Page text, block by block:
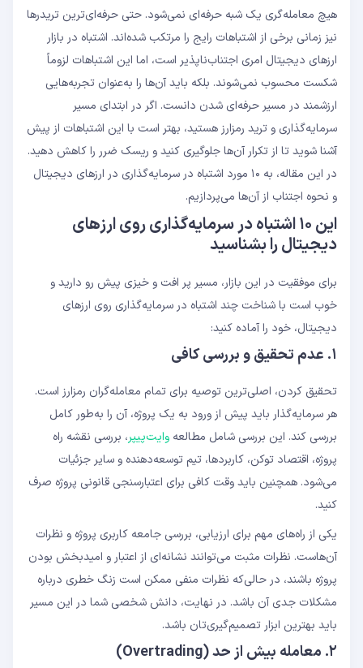
هیچ معامله‌گری یک شبه حرفه‌ای نمی‌شود. حتی حرفه‌ای‌ترین تریدرها
نیز زمانی برخی از اشتباهات رایج را مرتکب شده‌اند. اشتباه در بازار
ارزهای دیجیتال امری اجتناب‌ناپذیر است، اما این اشتباهات لزوماً
شکست محسوب نمی‌شوند. بلکه باید آن‌ها را به‌عنوان تجربه‌هایی
ارزشمند در مسیر حرفه‌ای شدن دانست. اگر در ابتدای مسیر
سرمایه‌گذاری و ترید رمزارز هستید، بهتر است با این اشتباهات از پیش
آشنا شوید تا از تکرار آن‌ها جلوگیری کنید و ریسک ضرر را کاهش دهید.
در این مقاله، به ۱۰ مورد اشتباه در سرمایه‌گذاری در ارزهای دیجیتال
و نحوه اجتناب از آن‌ها می‌پردازیم.
این ۱۰ اشتباه در سرمایه‌گذاری روی ارزهای
دیجیتال را بشناسید
برای موفقیت در این بازار، مسیر پر افت و خیزی پیش رو دارید و
خوب است با شناخت چند اشتباه در سرمایه‌گذاری روی ارزهای
دیجیتال، خود را آماده کنید:
۱. عدم تحقیق و بررسی کافی
تحقیق کردن، اصلی‌ترین توصیه برای تمام معامله‌گران رمزارز است.
هر سرمایه‌گذار باید پیش از ورود به یک پروژه، آن را به‌طور کامل
بررسی کند. این بررسی شامل مطالعه وایت‌پیپر، بررسی نقشه راه
پروژه، اقتصاد توکن، کاربردها، تیم توسعه‌دهنده و سایر جزئیات
می‌شود. همچنین باید وقت کافی برای اعتبارسنجی قانونی پروژه صرف
کنید.
یکی از راه‌های مهم برای ارزیابی، بررسی جامعه کاربری پروژه و نظرات
آن‌هاست. نظرات مثبت می‌توانند نشانه‌ای از اعتبار و امیدبخش بودن
پروژه باشند، در حالی‌که نظرات منفی ممکن است زنگ خطری درباره
مشکلات جدی آن باشد. در نهایت، دانش شخصی شما در این مسیر
باید بهترین ابزار تصمیم‌گیری‌تان باشد.
۲. معامله بیش از حد (Overtrading)